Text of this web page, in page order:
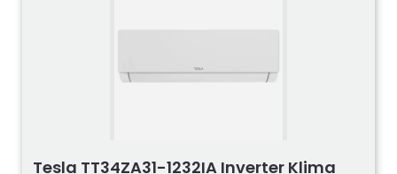
Tesla TT34ZA31-1232IA Inverter Klima